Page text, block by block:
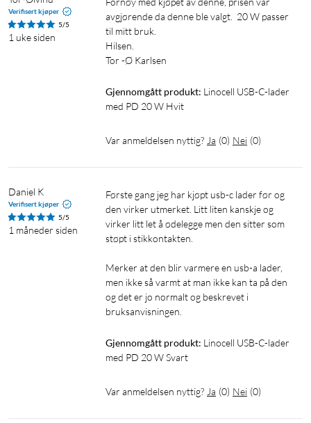
effekt på 20 W kan du eksempelvis lade en iPad Pro 11" til 100
% på bare 2,5 timer (8 timer med en vanlig lader). Også andre
modeller av iPad som ikke har støtte for hurtiglading, kan
bruke laderen og lade i normal hastighet.
Hurtiglading av Apple Watch Series 7 og 8
Laderen har støtte for hurtiglading av Apple Watch Series 7 og
bare 45 minutter. Er også velegnet til å lade alle modeller av
Hurtiglading for Android med Quick Charge 3.0.
Med Quick Charge 3.0 lader du din kompatible Android-
telefon til hele 80 % på ca. 35 minutter. Lader også eldre
For lading av alle dine enheter
Laderen fungerer også perfekt for å lade opp hele familiens
Enten enheten din lades via USB-C, Lightning, Micro-USB eller
trådløst, så finnes det overgangskabler fra USB-C til den
Spesifikasjoner
Verifisert kjøper
5/5
1 uke siden
avgjørende da denne ble valgt.  20 W passer
til mitt bruk.
Hilsen.
Gjennomgått produkt: Linocell USB-C-lader
med PD 20 W Hvit
Var anmeldelsen nyttig? Ja (0) Nei (0)
Daniel K
Verifisert kjøper
5/5
1 måneder siden
Første gang jeg har kjøpt usb-c lader før og
den virker utmerket. Litt liten kanskje og
virker litt let å ødelegge men den sitter som
støpt i stikkontakten.
Merker at den blir varmere en usb-a lader,
men ikke så varmt at man ikke kan ta på den
og det er jo normalt og beskrevet i
bruksanvisningen.
Gjennomgått produkt: Linocell USB-C-lader
med PD 20 W Svart
Var anmeldelsen nyttig? Ja (0) Nei (0)